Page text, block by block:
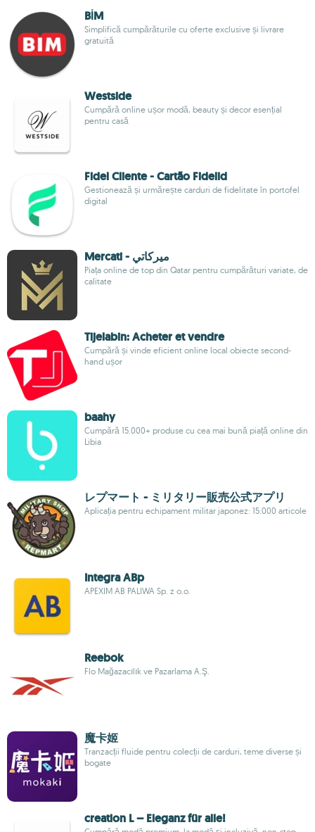
BİM
Simplifică cumpărăturile cu oferte exclusive și livrare
gratuită
Westside
Cumpără online ușor modă, beauty și decor esențial
pentru casă
Fidel Cliente - Cartão Fidelid
Gestionează și urmărește carduri de fidelitate în portofel
digital
Mercati - ميركاتي
Piața online de top din Qatar pentru cumpărături variate, de
calitate
Tijelabin: Acheter et vendre
Cumpără și vinde eficient online local obiecte second-
hand ușor
baahy
Cumpără 15.000+ produse cu cea mai bună piață online din
Libia
レプマート - ミリタリー販売公式アプリ
Aplicația pentru echipament militar japonez: 15.000 articole
Integra ABp
APEXIM AB PALIWA Sp. z o.o.
Reebok
Flo Mağazacılık ve Pazarlama A.Ş.
魔卡姬
Tranzacții fluide pentru colecții de carduri, teme diverse și
bogate
creation L – Eleganz für alle!